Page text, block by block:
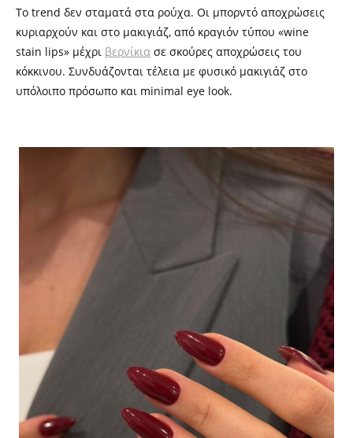
Το trend δεν σταματά στα ρούχα. Οι μπορντό αποχρώσεις
κυριαρχούν και στο μακιγιάζ, από κραγιόν τύπου «wine
stain lips» μέχρι βερνίκια σε σκούρες αποχρώσεις του
κόκκινου. Συνδυάζονται τέλεια με φυσικό μακιγιάζ στο
υπόλοιπο πρόσωπο και minimal eye look.